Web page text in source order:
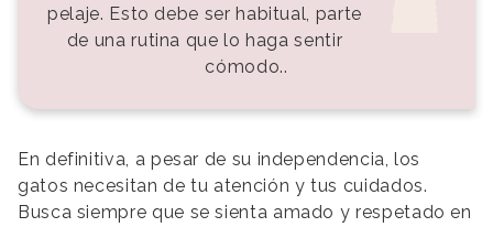
pelaje. Esto debe ser habitual, parte
de una rutina que lo haga sentir
cómodo..
En definitiva, a pesar de su independencia, los
gatos necesitan de tu atención y tus cuidados.
Busca siempre que se sienta amado y respetado en